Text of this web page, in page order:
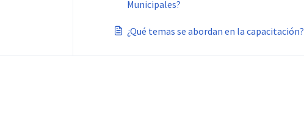
Municipales?
¿Qué temas se abordan en la capacitación?